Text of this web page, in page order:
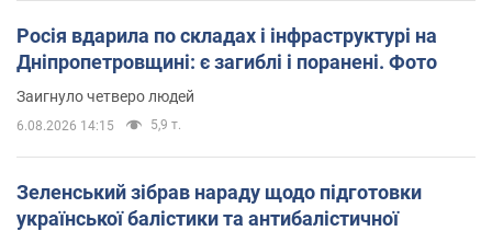
Росія вдарила по складах і інфраструктурі на
Дніпропетровщині: є загиблі і поранені. Фото
Заигнуло четверо людей
6.08.2026 14:15 5,9 т.
Зеленський зібрав нараду щодо підготовки
української балістики та антибалістичної